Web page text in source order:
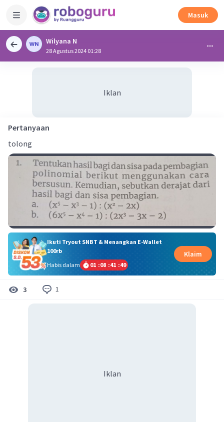
Masuk
Wilyana N
28 Agustus 2024 01:28
Iklan
Pertanyaan
tolong
Ikuti Tryout SNBT & Menangkan E-Wallet
100rb
Habis dalam
01 :08 :41 :48
Klaim
3 1
Iklan